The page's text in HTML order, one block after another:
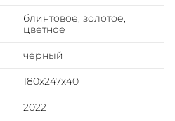
обработки.
блинтовое, золотое,
цветное
чёрный
180х247х40
2022